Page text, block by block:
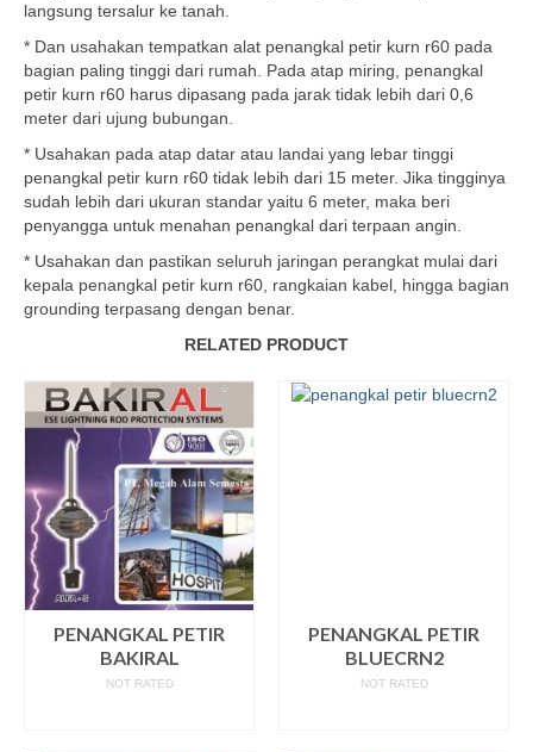
langsung tersalur ke tanah.
* Dan usahakan tempatkan alat penangkal petir kurn r60 pada
bagian paling tinggi dari rumah. Pada atap miring, penangkal
petir kurn r60 harus dipasang pada jarak tidak lebih dari 0,6
meter dari ujung bubungan.
* Usahakan pada atap datar atau landai yang lebar tinggi
penangkal petir kurn r60 tidak lebih dari 15 meter. Jika tingginya
sudah lebih dari ukuran standar yaitu 6 meter, maka beri
penyangga untuk menahan penangkal dari terpaan angin.
* Usahakan dan pastikan seluruh jaringan perangkat mulai dari
kepala penangkal petir kurn r60, rangkaian kabel, hingga bagian
grounding terpasang dengan benar.
RELATED PRODUCT
PENANGKAL PETIR
BAKIRAL
NOT RATED
PENANGKAL PETIR
BLUECRN2
NOT RATED